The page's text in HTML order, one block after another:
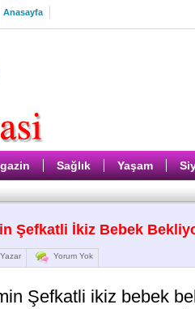
Anasayfa
Sağlık Yaşam
Şefkatli İkiz Bebek
Yorum Yok
Şefkatli ikiz bebek